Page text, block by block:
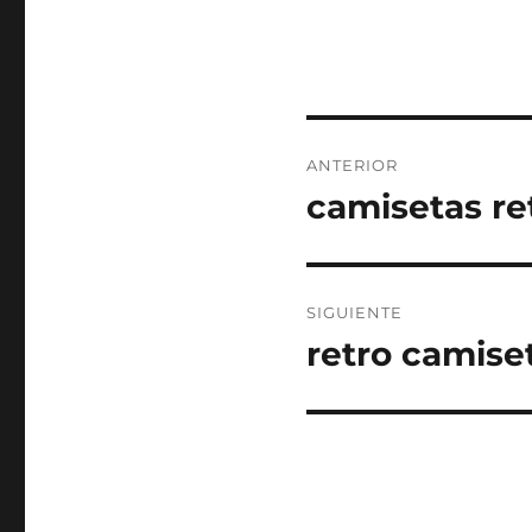
de
ANTERIOR
Entrada
camisetas
SIGUIENTE
Entrada
retro